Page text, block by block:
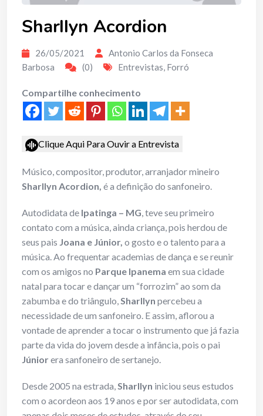
Sharllyn Acordion
26/05/2021
Antonio Carlos da Fonseca
Barbosa
(0) Entrevistas, Forró
Compartilhe conhecimento
Clique Aqui Para Ouvir a Entrevista
Músico, compositor, produtor, arranjador mineiro
Sharllyn Acordion, é a definição do sanfoneiro.
Autodidata de Ipatinga – MG, teve seu primeiro
contato com a música, ainda criança, pois herdou de
seus pais Joana e Júnior, o gosto e o talento para a
música. Ao frequentar academias de dança e se reunir
com os amigos no Parque Ipanema em sua cidade
natal para tocar e dançar um “forrozim” ao som da
zabumba e do triângulo,Sharllyn percebeu a
necessidade de um sanfoneiro. E assim, aflorou a
vontade de aprender a tocar o instrumento que já fazia
parte da vida do jovem desde a infância, pois o pai
Júniorera sanfoneiro de sertanejo.
Desde 2005 na estrada,Sharllyn iniciou seus estudos
com o acordeon aos 19 anos e por ser autodidata, com